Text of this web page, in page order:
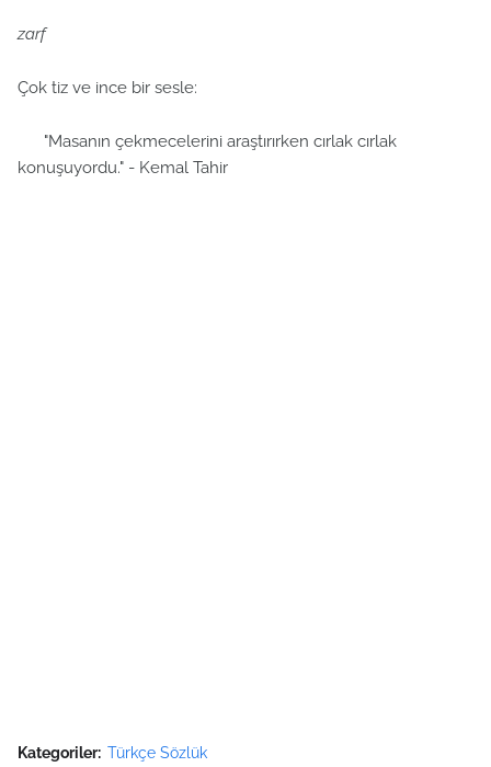
zarf
Çok tiz ve ince bir sesle:
"Masanın çekmecelerini araştırırken cırlak cırlak
konuşuyordu." - Kemal Tahir
Kategoriler: Türkçe Sözlük